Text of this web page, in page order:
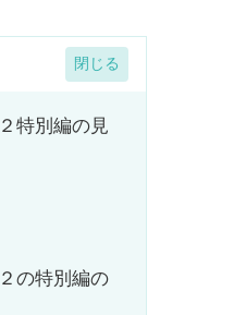
特別編の見
の特別編の